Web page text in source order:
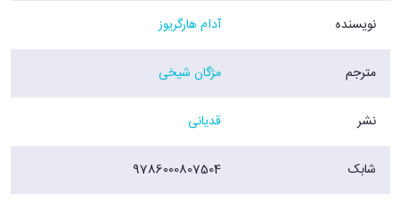
نویسنده آدام هارگریوز
مترجم مژگان شیخی
نشر قدیانی
شابک 9786000807504